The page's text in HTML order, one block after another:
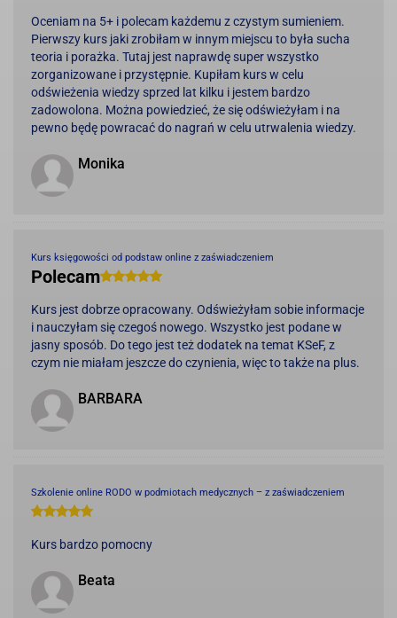
Oceniam na 5+ i polecam każdemu z czystym sumieniem.
Pierwszy kurs jaki zrobiłam w innym miejscu to była sucha
teoria i porażka. Tutaj jest naprawdę super wszystko
zorganizowane i przystępnie. Kupiłam kurs w celu
odświeżenia wiedzy sprzed lat kilku i jestem bardzo
zadowolona. Można powiedzieć, że się odświeżyłam i na
pewno będę powracać do nagrań w celu utrwalenia wiedzy.
Monika
Kurs księgowości od podstaw online z zaświadczeniem
Polecam
Kurs jest dobrze opracowany. Odświeżyłam sobie informacje
i nauczyłam się czegoś nowego. Wszystko jest podane w
jasny sposób. Do tego jest też dodatek na temat KSeF, z
czym nie miałam jeszcze do czynienia, więc to także na plus.
BARBARA
Szkolenie online RODO w podmiotach medycznych – z zaświadczeniem
Kurs bardzo pomocny
Beata